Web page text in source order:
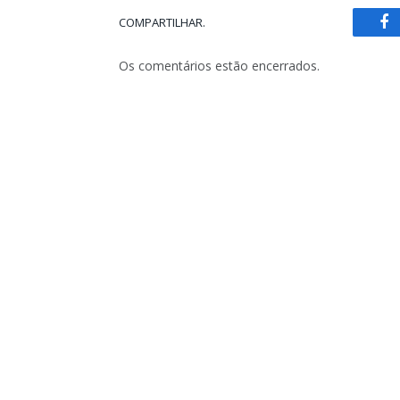
COMPARTILHAR.
Os comentários estão encerrados.